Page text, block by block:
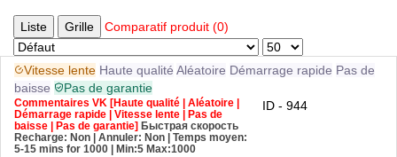
Liste Grille Comparatif produit (0)
Vitesse lente Haute qualité Aléatoire Démarrage rapide Pas de
baisse
Pas de garantie
Commentaires VK [Haute qualité | Aléatoire |
Démarrage rapide | Vitesse lente | Pas de
baisse | Pas de garantie] Быстрая скорость
Recharge: Non | Annuler: Non | Temps moyen:
5-15 mins for 1000
| Min:5 Max:1000
ID - 944